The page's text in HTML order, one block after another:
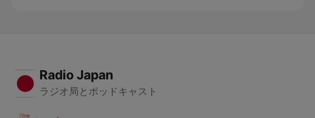
Radio Japan
ラジオ局とポッドキャスト